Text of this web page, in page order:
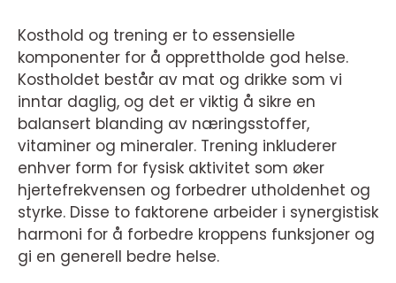
Kosthold og trening er to essensielle
komponenter for å opprettholde god helse.
Kostholdet består av mat og drikke som vi
inntar daglig, og det er viktig å sikre en
balansert blanding av næringsstoffer,
vitaminer og mineraler. Trening inkluderer
enhver form for fysisk aktivitet som øker
hjertefrekvensen og forbedrer utholdenhet og
styrke. Disse to faktorene arbeider i synergistisk
harmoni for å forbedre kroppens funksjoner og
gi en generell bedre helse.